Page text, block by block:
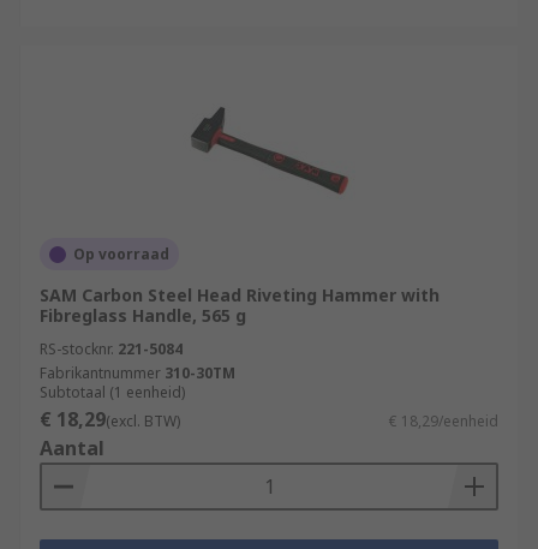
Op voorraad
SAM Carbon Steel Head Riveting Hammer with
Fibreglass Handle, 565 g
RS-stocknr. 221-5084
Fabrikantnummer 310-30TM
Subtotaal (1 eenheid)
€ 18,29(excl. BTW) € 18,29/eenheid
Aantal